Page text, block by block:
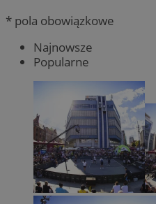
* pola obowiązkowe
Najnowsze
Popularne